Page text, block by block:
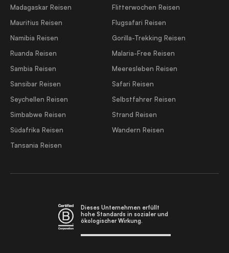
Madagaskar Reisen
Mauritius Reisen
Namibia Reisen
Ruanda Reisen
Sambia Reisen
Sansibar Reisen
Seychellen Reisen
Simbabwe Reisen
Südafrika Reisen
Tansania Reisen
Flitterwochen Reisen
Flugsafari Reisen
Gorilla-Trekking Reisen
Malaria-Free Reisen
Meeresleben Reisen
Safari Reisen
Selbstfahrer Reisen
Strand Reisen
Wandern Reisen
Dieses Unternehmen erfüllt
hohe Standards in sozialer und
ökologischer Wirkung.